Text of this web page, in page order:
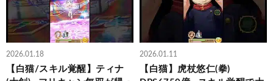
2026.01.18
【白猫/スキル覚醒】ティナ
2026.01.11
【白猫】虎杖悠仁(拳)